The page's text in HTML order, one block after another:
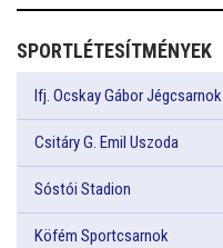
SPORTLÉTESÍTMÉNYEK
Ifj. Ocskay Gábor Jégcsarnok
Csitáry G. Emil Uszoda
Sóstói Stadion
Köfém Sportcsarnok